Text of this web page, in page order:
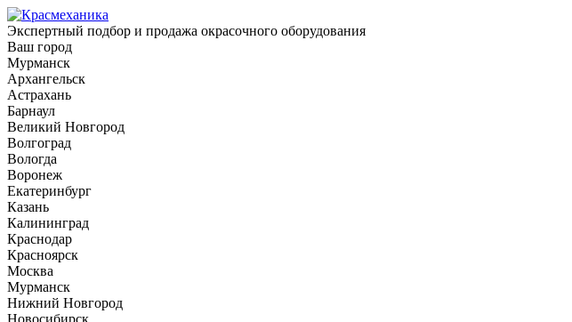
Экспертный подбор и продажа окрасочного оборудования
Ваш город
Мурманск
Архангельск
Астрахань
Барнаул
Великий Новгород
Волгоград
Вологда
Воронеж
Екатеринбург
Казань
Калининград
Краснодар
Красноярск
Москва
Мурманск
Нижний Новгород
Новосибирск